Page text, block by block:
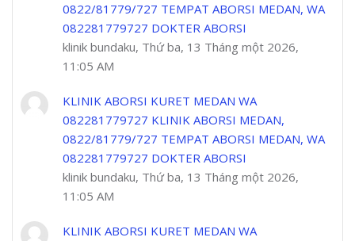
0822/81779/727 TEMPAT ABORSI MEDAN, WA
082281779727 DOKTER ABORSI
klinik bundaku, Thứ ba, 13 Tháng một 2026,
11:05 AM
KLINIK ABORSI KURET MEDAN WA
082281779727 KLINIK ABORSI MEDAN,
0822/81779/727 TEMPAT ABORSI MEDAN, WA
082281779727 DOKTER ABORSI
klinik bundaku, Thứ ba, 13 Tháng một 2026,
11:05 AM
KLINIK ABORSI KURET MEDAN WA